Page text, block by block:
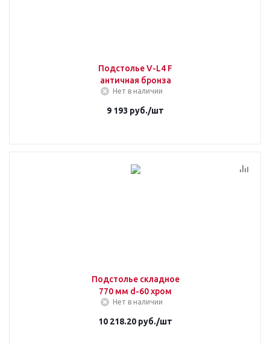
Подстолье V-L4 F
античная бронза
Нет в наличии
9 193 руб./шт
Подстолье складное
770 мм d-60 хром
Нет в наличии
10 218.20 руб./шт